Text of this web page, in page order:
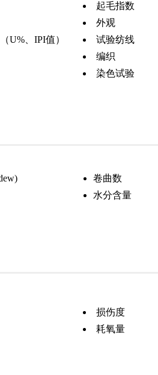
U%、IPI值）
起毛指数
外观
试验纺线
编织
染色试验
卷曲数
水分含量
损伤度
耗氧量